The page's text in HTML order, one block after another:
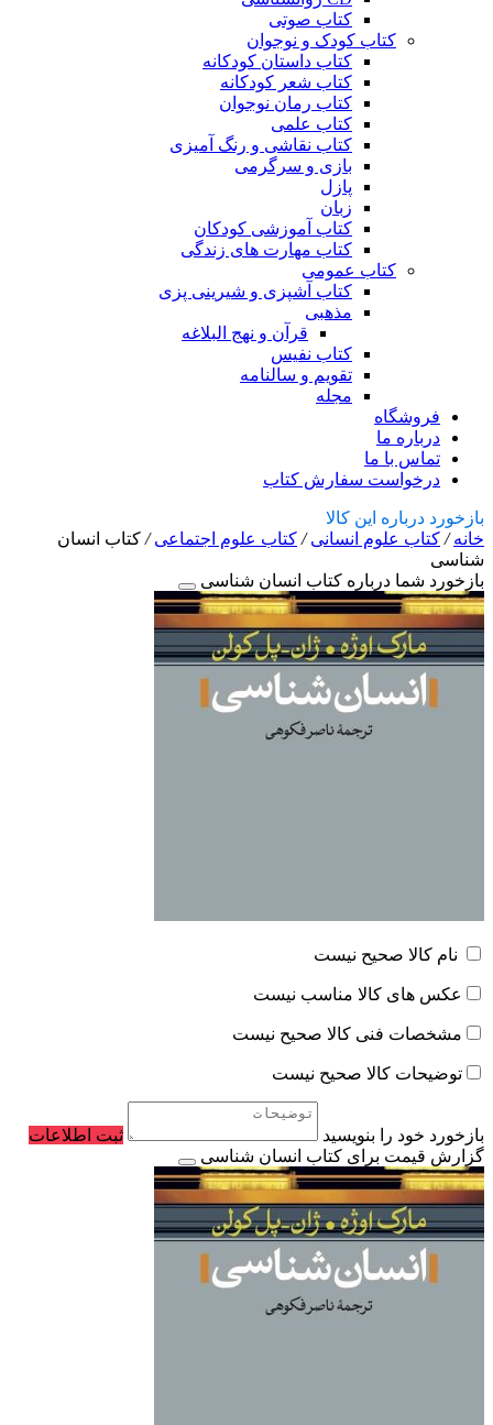
کتاب صوتی
کتاب کودک و نوجوان
کتاب داستان کودکانه
کتاب شعر کودکانه
کتاب رمان نوجوان
کتاب علمی
کتاب نقاشی و رنگ آمیزی
بازی و سرگرمی
پازل
زبان
کتاب آموزشی کودکان
کتاب مهارت های زندگی
کتاب عمومی
کتاب آشپزی و شیرینی پزی
مذهبی
قرآن و نهج البلاغه
کتاب نفیس
تقویم و سالنامه
مجله
فروشگاه
درباره ما
تماس با ما
درخواست سفارش کتاب
بازخورد درباره این کالا
خانه/ کتاب علوم انسانی/ کتاب علوم اجتماعی/ کتاب انسان
شناسی
بازخورد شما درباره کتاب انسان شناسی
نام کالا صحیح نیست
عکس های کالا مناسب نیست
مشخصات فنی کالا صحیح نیست
توضیحات کالا صحیح نیست
بازخورد خود را بنویسید
ثبت اطلاعات
گزارش قیمت برای کتاب انسان شناسی